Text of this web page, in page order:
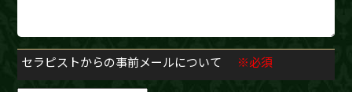
セラピストからの事前メールについて ※必須